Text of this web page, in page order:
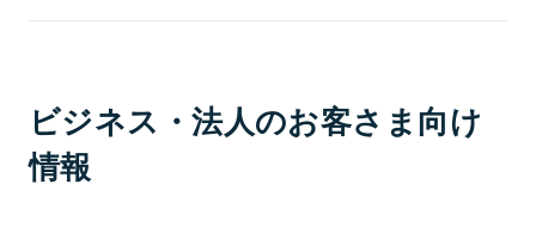
ビジネス・法人のお客さま向け
情報